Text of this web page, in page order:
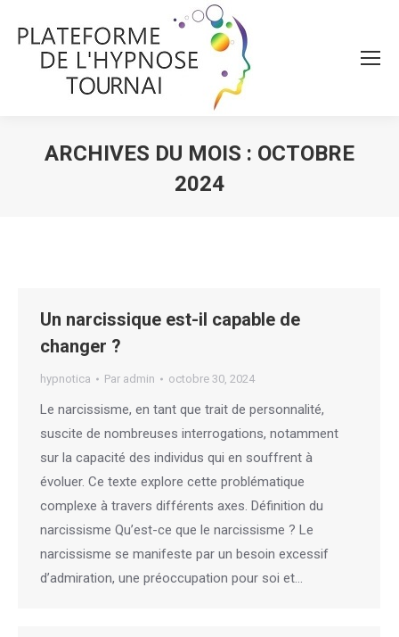
ARCHIVES DU MOIS : OCTOBRE
2024
Un narcissique est-il capable de
changer ?
hypnotica Par admin octobre 30, 2024
Le narcissisme, en tant que trait de personnalité,
suscite de nombreuses interrogations, notamment
sur la capacité des individus qui en souffrent à
évoluer. Ce texte explore cette problématique
complexe à travers différents axes. Définition du
narcissisme Qu’est-ce que le narcissisme ? Le
narcissisme se manifeste par un besoin excessif
d’admiration, une préoccupation pour soi et…